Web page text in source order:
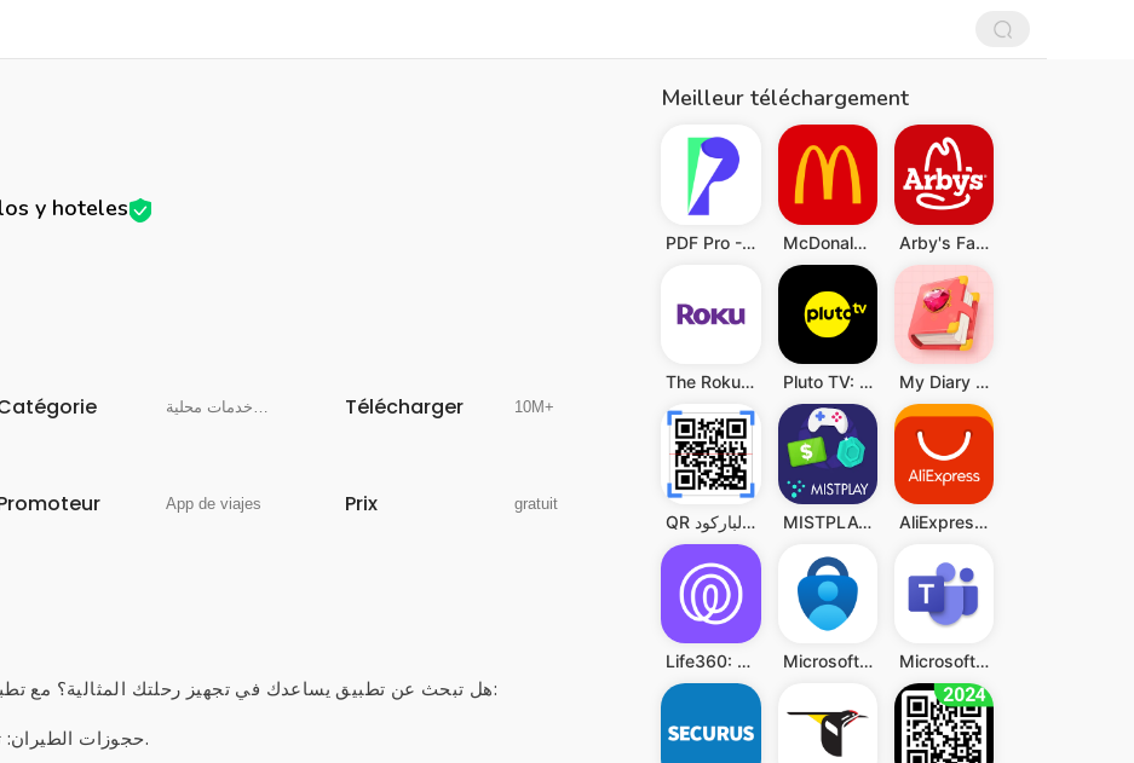
y hoteles
سفر وخدمات محلية Télécharger 10M+
App de viajes Prix gratuit
هل تبحث عن تطبيق يساعدك في تجهيز رحلتك المثالية؟ مع تطبيق ديسبيجار، ستجد كل ما تحتاجه لقضاء عطلتك:
✈️ حجوزات الطيران: تذاكر طيران بأسعار رخيصة إلى جميع الوجهات.
Meilleur téléchargement
PDF Pro - Reader & Maker McDonald's Arby's Fast Food Sandwiches
The Roku App (Official) Pluto TV: Watch Free Movies/TV My Diary - Diary With Lock
QR قارئ رمز & قارئ الباركود MISTPLAY: Play to Earn Money AliExpress:تسوق عبر الإنترنت
Life360: Live Location Sharing Microsoft Authenticator Microsoft Teams